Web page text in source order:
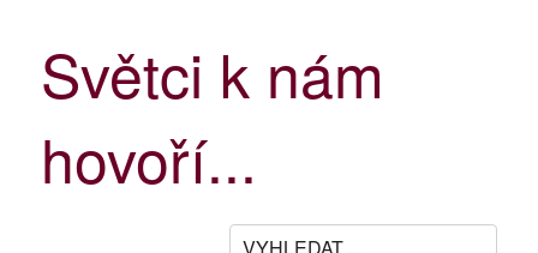
Světci k nám
hovoří...